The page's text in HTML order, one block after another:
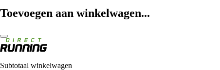
Toevoegen aan winkelwagen...
Subtotaal winkelwagen